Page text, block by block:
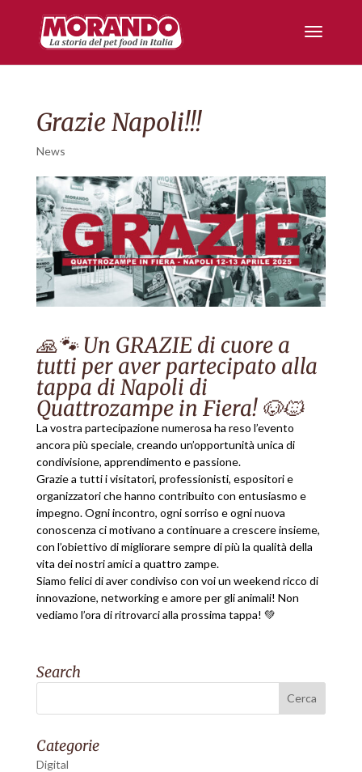
Grazie Napoli!!!
News
🙏🐾 Un GRAZIE di cuore a
tutti per aver partecipato alla
tappa di Napoli di
Quattrozampe in Fiera! 🐶🐱
La vostra partecipazione numerosa ha reso l’evento
ancora più speciale, creando un’opportunità unica di
condivisione, apprendimento e passione.
Grazie a tutti i visitatori, professionisti, espositori e
organizzatori che hanno contribuito con entusiasmo e
impegno. Ogni incontro, ogni sorriso e ogni nuova
conoscenza ci motivano a continuare a crescere insieme,
con l’obiettivo di migliorare sempre di più la qualità della
vita dei nostri amici a quattro zampe.
Siamo felici di aver condiviso con voi un weekend ricco di
innovazione, networking e amore per gli animali! Non
vediamo l’ora di ritrovarci alla prossima tappa! 💚
Search
Categorie
Digital